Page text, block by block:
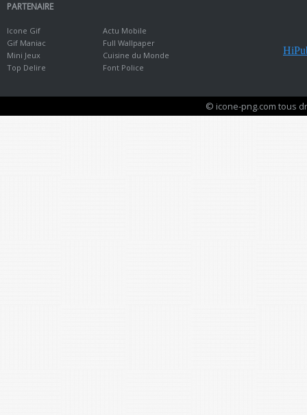
PARTENAIRE
Icone Gif
Gif Maniac
Mini Jeux
Top Delire
Actu Mobile
Full Wallpaper
Cuisine du Monde
Font Police
© icone-png.com tous